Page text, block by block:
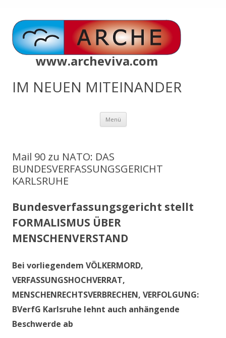
www.archeviva.com
IM NEUEN MITEINANDER
Menü Zum
springen
Mail 90 zu NATO: DAS
BUNDESVERFASSUNGSGERICHT
KARLSRUHE
Bundesverfassungsgericht stellt
FORMALISMUS ÜBER
MENSCHENVERSTAND
Bei vorliegendem VÖLKERMORD,
VERFASSUNGSHOCHVERRAT,
MENSCHENRECHTSVERBRECHEN, VERFOLGUNG:
BVerfG Karlsruhe lehnt auch anhängende
Beschwerde ab